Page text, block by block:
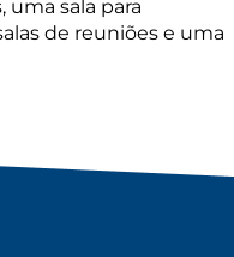
uma sala para
de reuniões e uma